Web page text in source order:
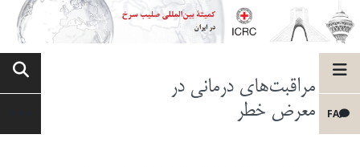
FA
مراقبت‌های درمانی در
معرض خطر